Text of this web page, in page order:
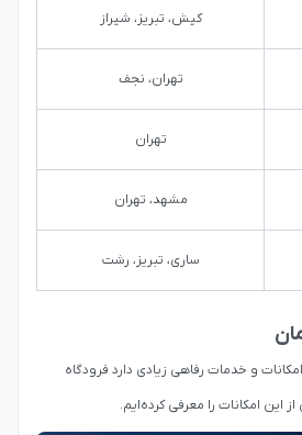
کیش، تبریز، شیراز
تهران، نجف
تهران
مشهد، تهران
ساری، تبریز، رشت
و خدمات رفاهی زیادی دارد فرودگاه
این امکانات را معرفی کرده‌ایم.